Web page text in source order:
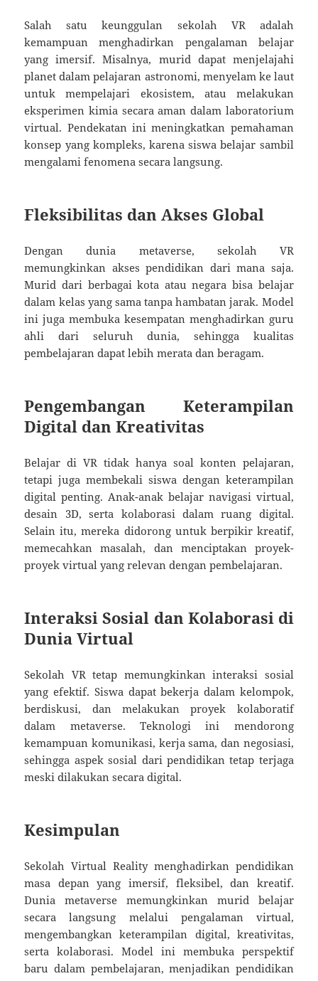
Salah satu keunggulan sekolah VR adalah
kemampuan menghadirkan pengalaman belajar
yang imersif. Misalnya, murid dapat menjelajahi
planet dalam pelajaran astronomi, menyelam ke laut
untuk mempelajari ekosistem, atau melakukan
eksperimen kimia secara aman dalam laboratorium
virtual. Pendekatan ini meningkatkan pemahaman
konsep yang kompleks, karena siswa belajar sambil
mengalami fenomena secara langsung.
Fleksibilitas dan Akses Global
Dengan dunia metaverse, sekolah VR
memungkinkan akses pendidikan dari mana saja.
Murid dari berbagai kota atau negara bisa belajar
dalam kelas yang sama tanpa hambatan jarak. Model
ini juga membuka kesempatan menghadirkan guru
ahli dari seluruh dunia, sehingga kualitas
pembelajaran dapat lebih merata dan beragam.
Pengembangan Keterampilan
Digital dan Kreativitas
Belajar di VR tidak hanya soal konten pelajaran,
tetapi juga membekali siswa dengan keterampilan
digital penting. Anak-anak belajar navigasi virtual,
desain 3D, serta kolaborasi dalam ruang digital.
Selain itu, mereka didorong untuk berpikir kreatif,
memecahkan masalah, dan menciptakan proyek-
proyek virtual yang relevan dengan pembelajaran.
Interaksi Sosial dan Kolaborasi di
Dunia Virtual
Sekolah VR tetap memungkinkan interaksi sosial
yang efektif. Siswa dapat bekerja dalam kelompok,
berdiskusi, dan melakukan proyek kolaboratif
dalam metaverse. Teknologi ini mendorong
kemampuan komunikasi, kerja sama, dan negosiasi,
sehingga aspek sosial dari pendidikan tetap terjaga
meski dilakukan secara digital.
Kesimpulan
Sekolah Virtual Reality menghadirkan pendidikan
masa depan yang imersif, fleksibel, dan kreatif.
Dunia metaverse memungkinkan murid belajar
secara langsung melalui pengalaman virtual,
mengembangkan keterampilan digital, kreativitas,
serta kolaborasi. Model ini membuka perspektif
baru dalam pembelajaran, menjadikan pendidikan